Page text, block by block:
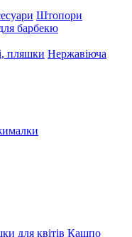
Штопори
барбекю
пляшки Нержавіюча
для квітів Кашпо